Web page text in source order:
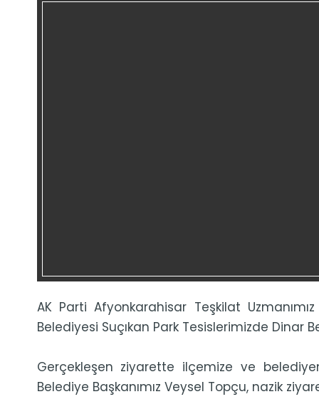
AK Parti Afyonkarahisar Teşkilat
Belediyesi Suçıkan Park Tesislerimizde Dinar
Gerçekleşen ziyarette ilçemize ve
Belediye Başkanımız Veysel Topçu, nazik